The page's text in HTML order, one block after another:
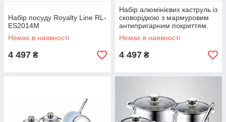
Набір посуду Royalty Line RL-
ES2014M
Немає в наявності
4 497 ₴
Набір алюмінієвих каструль із
сковорідкою з мармуровим
антипригарним покриттям.
Royalty Line RL-ES2014M
silver
Немає в наявності
4 497 ₴